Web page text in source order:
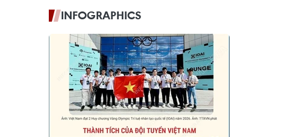
INFOGRAPHICS